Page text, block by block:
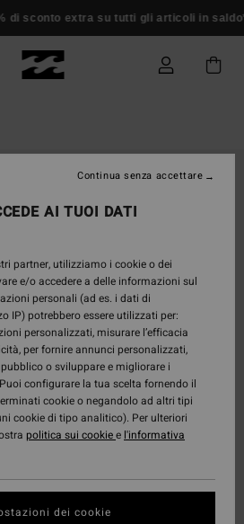
sconto extra su tutti gli articoli in saldo*
AI TUOI DATI
partner, utilizziamo i cookie o dei
e/o accedere a delle informazioni sul
personali (ad es. i dati di
IP) potrebbero essere utilizzati per:
personalizzati, misurare l’efficacia
per fornire annunci personalizzati,
o sviluppare e migliorare i
configurare la tua scelta fornendo il
cookie o negandolo ad altri tipi
cookie di tipo analitico). Per ulteriori
politica sui cookiee l'informativa
dei cookie
Continua senza accettare